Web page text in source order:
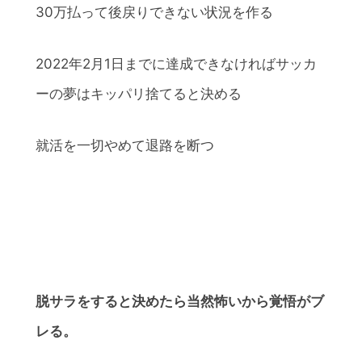
30万払って後戻りできない状況を作る
2022年2月1日までに達成できなければサッカ
ーの夢はキッパリ捨てると決める
就活を一切やめて退路を断つ
脱サラをすると決めたら当然怖いから覚悟がブ
レる。